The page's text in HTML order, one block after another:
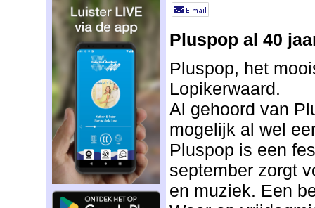
Pluspop al 40
Pluspop, het
Lopikerwaard.
Al gehoord van
mogelijk al wel
Pluspop is een
september zorgt
en muziek. Een